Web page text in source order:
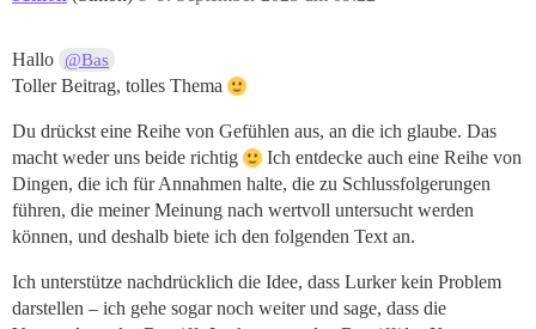
Hallo @Bas
Toller Beitrag, tolles Thema
Du drückst eine Reihe von Gefühlen aus, an die ich glaube. Das
macht weder uns beide richtig
Ich entdecke auch eine Reihe von
Dingen, die ich für Annahmen halte, die zu Schlussfolgerungen
führen, die meiner Meinung nach wertvoll untersucht werden
können, und deshalb biete ich den folgenden Text an.
Ich unterstütze nachdrücklich die Idee, dass Lurker kein Problem
darstellen – ich gehe sogar noch weiter und sage, dass die